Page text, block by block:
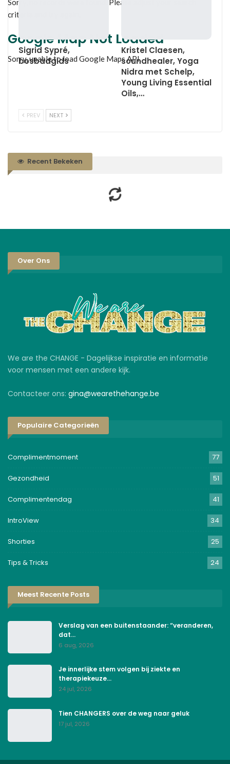
Sorry, no records were found. Please adjust your search
criteria and try again.
Google Map Not Loaded
Sorry, unable to load Google Maps API.
Sigrid Sypré,
bosbadgids
Kristel Claesen,
soundhealer, Yoga
Nidra met Schelp,
Young Living Essential
Oils,…
PREV NEXT
Recent Bekeken
Over Ons
We are the CHANGE - Dagelijkse inspiratie en informatie
voor mensen met een andere kijk.
Contacteer ons: gina@wearethehange.be
Populaire Categorieën
Complimentmoment 77
Gezondheid 51
Complimentendag 41
IntroView 34
Shorties 25
Tips & Tricks 24
Meest Recente Posts
Verslag van een buitenstaander: “veranderen,
dat…
6 aug, 2026
Je innerlijke stem volgen bij ziekte en
therapiekeuze…
24 jul, 2026
Tien CHANGERS over de weg naar geluk
17 jul, 2026